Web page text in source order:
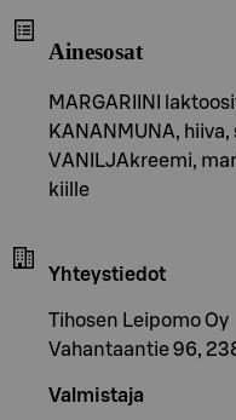
Ainesosat
MARGARIINI
KANANMUNA, hiiva,
VANILJAkreemi,
kiille
Yhteystiedot
Tihosen Leipomo Oy
Vahantaantie 96,
Valmistaja